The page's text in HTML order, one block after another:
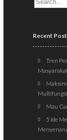
Recent
Tren
Mau
5 Ide